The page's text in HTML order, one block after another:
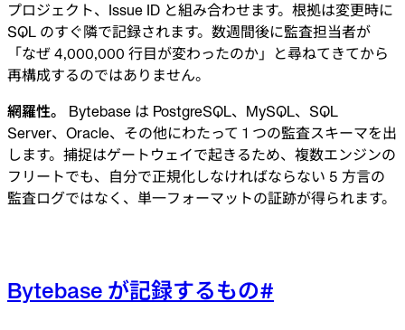
プロジェクト、Issue ID と組み合わせます。根拠は変更時に
SQL のすぐ隣で記録されます。数週間後に監査担当者が
「なぜ 4,000,000 行目が変わったのか」と尋ねてきてから
再構成するのではありません。
網羅性。
Bytebase は PostgreSQL、MySQL、SQL
Server、Oracle、その他にわたって 1 つの監査スキーマを出
します。捕捉はゲートウェイで起きるため、複数エンジンの
フリートでも、自分で正規化しなければならない 5 方言の
監査ログではなく、単一フォーマットの証跡が得られます。
Bytebase が記録するもの#